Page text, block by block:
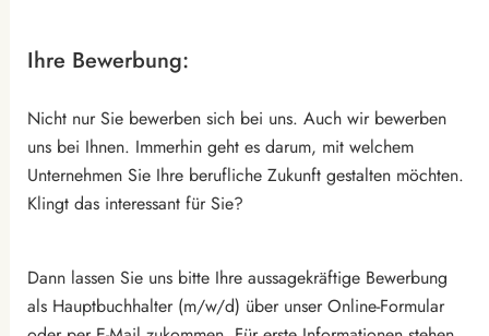
Ihre Bewerbung:
Nicht nur Sie bewerben sich bei uns. Auch wir bewerben
uns bei Ihnen. Immerhin geht es darum, mit welchem
Unternehmen Sie Ihre berufliche Zukunft gestalten möchten.
Klingt das interessant für Sie?
Dann lassen Sie uns bitte Ihre aussagekräftige Bewerbung
als Hauptbuchhalter (m/w/d) über unser Online-Formular